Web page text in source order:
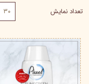
تعداد نمایش ۳۰